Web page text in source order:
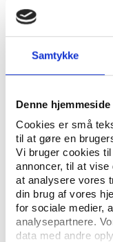
Samtykke
Denne
Cookies er små
til at gøre en
Vi bruger cookies
annoncer, til at
at analysere vores
din brug af vores
for sociale medier,
analysepartnere.
data med andre
ÅBN RAPPORT
UDGIVER: CENTER FOR
Evalueringen af
af Kaya Roessler
i Idræt, Sundhed
Universitet,
samarbejde med
Folkesundhed
på data fra tre